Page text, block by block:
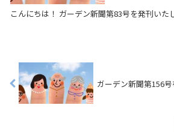
こんにちは！ ガーデン新聞第83号を発刊いた
ガーデン新聞第156